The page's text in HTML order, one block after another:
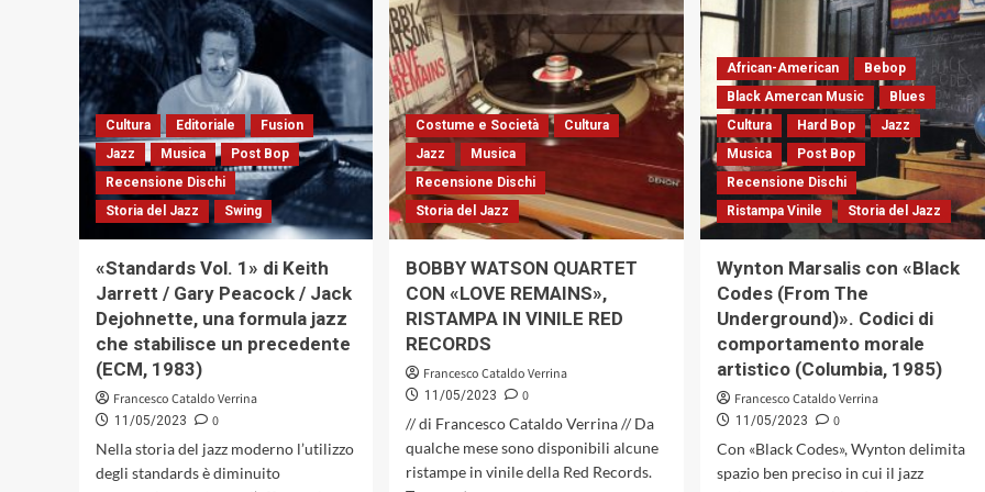
MICHELONE
DOPPIO
JAZZ
60»
DI
ALBERTO
GIRALDI
UN
ALBUM
CHE
DESCRIVE
«L’ESPRIT
DU
TEMPS»
DELLA
(ALFA
MUSIC,
2023)
Cultura Editoriale
Fusion
Jazz
Musica
Post Bop
Recensione Dischi
Storia del Jazz
Swing
«Standards Vol. 1» di Keith
Jarrett / Gary Peacock / Jack
Dejohnette, una formula jazz
che stabilisce un precedente
(ECM, 1983)
Francesco Cataldo Verrina
11/05/2023
0
Nella storia del jazz moderno l’utilizzo
degli standards è diminuito
Costume e Società
Cultura
Jazz
Musica
Recensione Dischi
Storia del Jazz
BOBBY WATSON QUARTET
CON «LOVE REMAINS»,
RISTAMPA IN VINILE RED
RECORDS
Francesco Cataldo Verrina
11/05/2023
0
// di Francesco Cataldo Verrina // Da
qualche mese sono disponibili alcune
ristampe in vinile della Red Records.
African-American
Bebop
Black Amercan Music
Blues
Cultura
Hard Bop
Jazz
Musica
Post Bop
Recensione Dischi
Ristampa Vinile
Storia del Jazz
Wynton Marsalis con «Black
Codes (From The
Underground)». Codici di
comportamento morale
artistico (Columbia, 1985)
Francesco Cataldo Verrina
11/05/2023
0
Con «Black Codes», Wynton delimita
spazio ben preciso in cui il jazz